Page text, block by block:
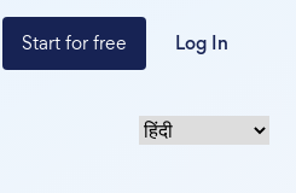
Start for free Log In